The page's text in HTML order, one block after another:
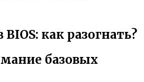
BIOS: как разогнать?
базовых